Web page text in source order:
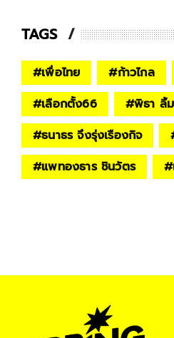
TAGS
#เพื่อไทย #ก้าวไกล
#เลือกตั้ง66 #พิธา ลิ้
#ธนาธร จึงรุ่งเรืองกิจ
#แพทองธาร ชินวัตร #